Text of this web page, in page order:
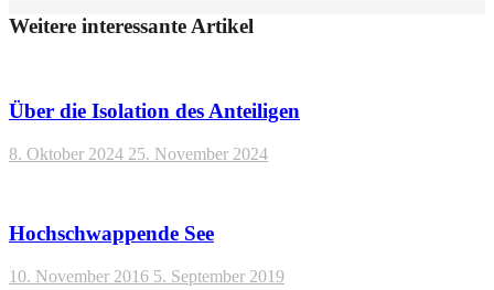
Weitere interessante Artikel
Über die Isolation des Anteiligen
8. Oktober 2024 25. November 2024
Hochschwappende See
10. November 2016 5. September 2019